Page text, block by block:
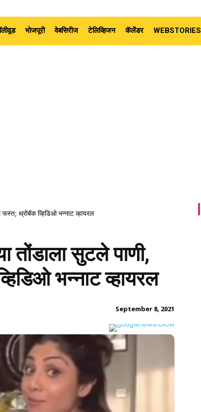
भोजपूरी वेबसिरीज टेलिव्हिजन कॅलेंडर WEBSTORIES
थ्रोबॅक व्हिडिओ भन्नाट व्हायरल
तोंडाला सुटले पाणी,
भन्नाट व्हायरल
September 8, 2021